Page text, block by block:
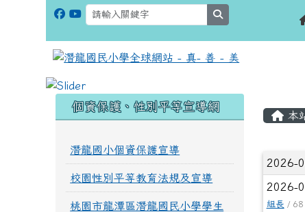
本
文
2026-
2026-
組長 /
個資保護、性別平等宣導網
潛龍國小個資保護宣導
校園性別平等教育法規及宣導
桃園市龍潭區潛龍國民小學學生